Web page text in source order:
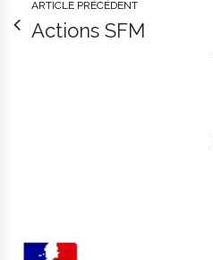
ARTICLE PRÉCÉDENT
Actions SFM